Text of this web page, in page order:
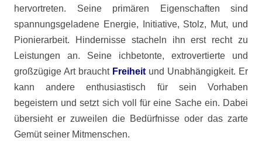
hervortreten. Seine primären Eigenschaften sind
spannungsgeladene Energie, Initiative, Stolz, Mut, und
Pionierarbeit. Hindernisse stacheln ihn erst recht zu
Leistungen an. Seine ichbetonte, extrovertierte und
großzügige Art braucht Freiheit und Unabhängigkeit. Er
kann andere enthusiastisch für sein Vorhaben
begeistern und setzt sich voll für eine Sache ein. Dabei
übersieht er zuweilen die Bedürfnisse oder das zarte
Gemüt seiner Mitmenschen.